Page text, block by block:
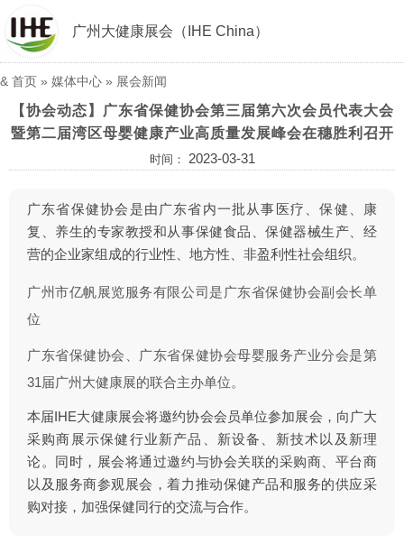
广州大健康展会（IHE China）
& 首页 » 媒体中心 » 展会新闻
【协会动态】广东省保健协会第三届第六次会员代表大会
暨第二届湾区母婴健康产业高质量发展峰会在穗胜利召开
时间： 2023-03-31
广东省保健协会是由广东省内一批从事医疗、保健、康
复、养生的专家教授和从事保健食品、保健器械生产、经
营的企业家组成的行业性、地方性、非盈利性社会组织。
广州市亿帆展览服务有限公司是广东省保健协会副会长单
位
广东省保健协会、广东省保健协会母婴服务产业分会是第
31届广州大健康展的联合主办单位。
本届IHE大健康展会将邀约协会会员单位参加展会，向广大
采购商展示保健行业新产品、新设备、新技术以及新理
论。同时，展会将通过邀约与协会关联的采购商、平台商
以及服务商参观展会，着力推动保健产品和服务的供应采
购对接，加强保健同行的交流与合作。